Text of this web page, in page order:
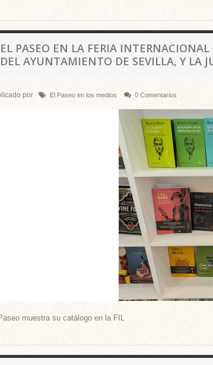
EL PASEO EN LA FERIA
DEL AYUNTAMIENTO DE SEVILLA, Y LA
por El Paseo en los medios 0 Comentarios
muestra su catálogo en la FIL